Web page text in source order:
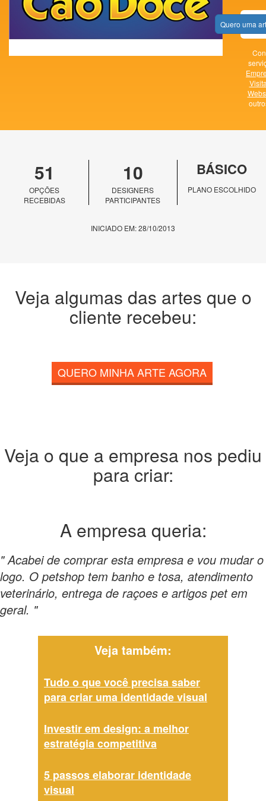
Quero uma
51
OPÇÕES
RECEBIDAS
10
DESIGNERS
PARTICIPANTES
BÁSICO
PLANO ESCOLHIDO
INICIADO EM: 28/10/2013
Veja algumas das artes que o
cliente recebeu:
QUERO MINHA ARTE AGORA
Veja o que a empresa nos pediu
para criar:
A empresa queria:
" Acabei de comprar esta empresa e vou mudar o
logo. O petshop tem banho e tosa, atendimento
veterinário, entrega de raçoes e artigos pet em
geral. "
Veja também:
Tudo o que você precisa saber
para criar uma identidade visual
Investir em design: a melhor
estratégia competitiva
5 passos elaborar identidade
visual